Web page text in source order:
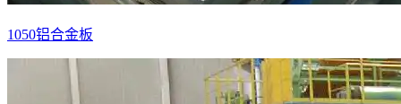
1050铝合金板